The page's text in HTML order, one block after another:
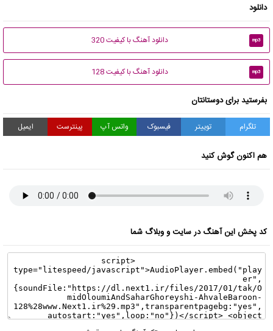
دانلود
mp3 دانلود آهنگ با کیفیت 320
mp3 دانلود آهنگ با کیفیت 128
بفرستید برای دوستانتان
تلگرام توییتر فیسبوک واتس آپ پینترست ایمیل
هم اکنون گوش کنید
کد پخش این آهنگ در سایت و وبلاگ شما